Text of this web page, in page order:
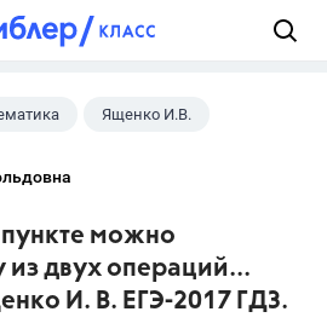
Ященко И.В.
можно
из двух операций...
И. В. ЕГЭ-2017 ГДЗ.